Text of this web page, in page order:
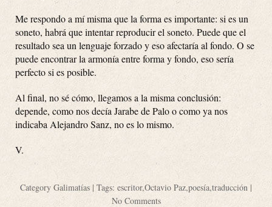
Me respondo a mí misma que la forma es importante: si es un
soneto, habrá que intentar reproducir el soneto. Puede que el
resultado sea un lenguaje forzado y eso afectaría al fondo. O se
puede encontrar la armonía entre forma y fondo, eso sería
perfecto si es posible.
Al final, no sé cómo, llegamos a la misma conclusión:
depende, como nos decía Jarabe de Palo o como ya nos
indicaba Alejandro Sanz, no es lo mismo.
V.
Category Galimatías | Tags: escritor,Octavio Paz,poesía,traducción |
No Comments